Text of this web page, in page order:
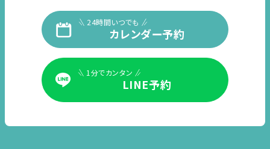
24時間いつでも
カレンダー予約
1分でカンタン
LINE予約